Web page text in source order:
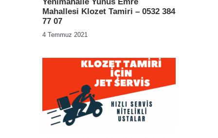
Mahallesi Klozet Tamiri – 0532 384
77 07
4 Temmuz 2021